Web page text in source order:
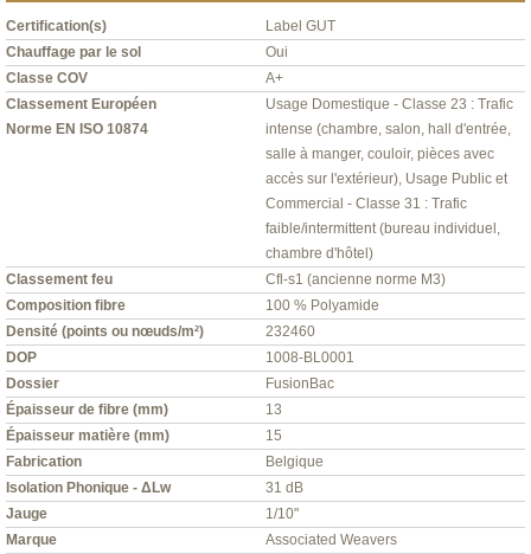
Certification(s)
Label GUT
Chauffage par le sol
Oui
Classe COV
A+
Classement Européen
Norme EN ISO 10874
Usage Domestique - Classe 23 : Trafic
intense (chambre, salon, hall d'entrée,
salle à manger, couloir, pièces avec
accès sur l'extérieur), Usage Public et
Commercial - Classe 31 : Trafic
faible/intermittent (bureau individuel,
chambre d'hôtel)
Classement feu
Cfl-s1 (ancienne norme M3)
Composition fibre
100 % Polyamide
Densité (points ou nœuds/m²)
232460
DOP
1008-BL0001
Dossier
FusionBac
Épaisseur de fibre (mm)
13
Épaisseur matière (mm)
15
Fabrication
Belgique
Isolation Phonique - ΔLw
31 dB
Jauge
1/10"
Marque
Associated Weavers